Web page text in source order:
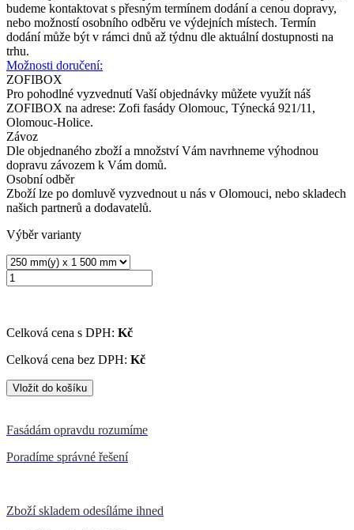
budeme kontaktovat s přesným termínem dodání a cenou dopravy,
nebo možností osobního odběru ve výdejních místech. Termín
dodání může být v rámci dnů až týdnu dle aktuální dostupnosti na
trhu.
Možnosti doručení:
ZOFIBOX
Pro pohodlné vyzvednutí Vaší objednávky můžete využít náš
ZOFIBOX na adrese: Zofi fasády Olomouc, Týnecká 921/11,
Olomouc-Holice.
Závoz
Dle objednaného zboží a množství Vám navrhneme výhodnou
dopravu závozem k Vám domů.
Osobní odběr
Zboží lze po domluvě vyzvednout u nás v Olomouci, nebo skladech
našich partnerů a dodavatelů.
Výběr varianty
Celková cena s DPH: Kč
Celková cena bez DPH: Kč
Fasádám opravdu rozumíme
Poradíme správné řešení
Zboží skladem odesíláme ihned